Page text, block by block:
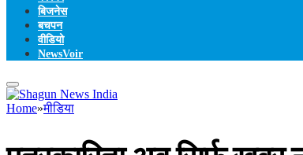
बिजनेस
बचपन
वीडियो
NewsVoir
Home»मीडिया